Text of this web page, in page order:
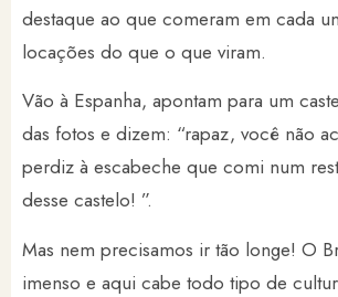
destaque ao que comeram em cada
locações do que o que viram.
Vão à Espanha, apontam para um
das fotos e dizem: “rapaz, você não
perdiz à escabeche que comi num
desse castelo! ”.
Mas nem precisamos ir tão longe! O
imenso e aqui cabe todo tipo de